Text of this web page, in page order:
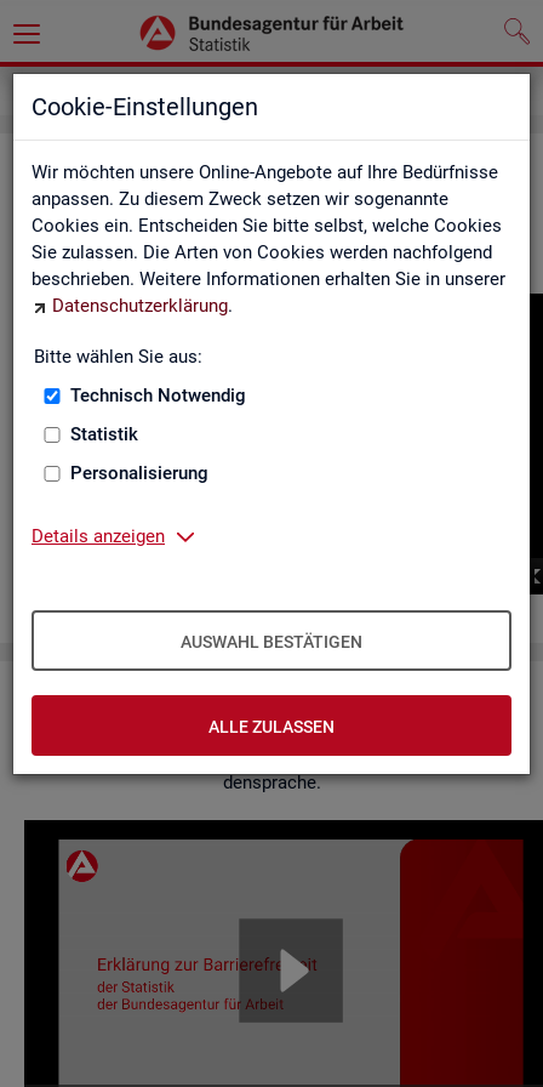
Cookie-Einstellungen
Wir möchten unsere Online-Angebote auf Ihre Bedürfnisse
anpassen. Zu diesem Zweck setzen wir sogenannte
Cookies ein. Entscheiden Sie bitte selbst, welche Cookies
Sie zulassen. Die Arten von Cookies werden nachfolgend
beschrieben. Weitere Informationen erhalten Sie in unserer
Datenschutzerklärung.
Bitte wählen Sie aus:
Technisch Notwendig
Statistik
Personalisierung
Details anzeigen
AUSWAHL BESTÄTIGEN
ALLE ZULASSEN
In­for­ma­tio­nen in Ge­bär­den­spra­che
Hier fin­den Sie unser In­for­ma­ti­ons­vi­deo in Deut­scher Ge­bär­
den­spra­che.
Video-
er
Er­klä­rung zur Bar­rie­re­frei­heit
Hier fin­den Sie un­se­re Er­klä­rung zur Bar­rie­re­frei­heit in Ge­bär­
den­spra­che.